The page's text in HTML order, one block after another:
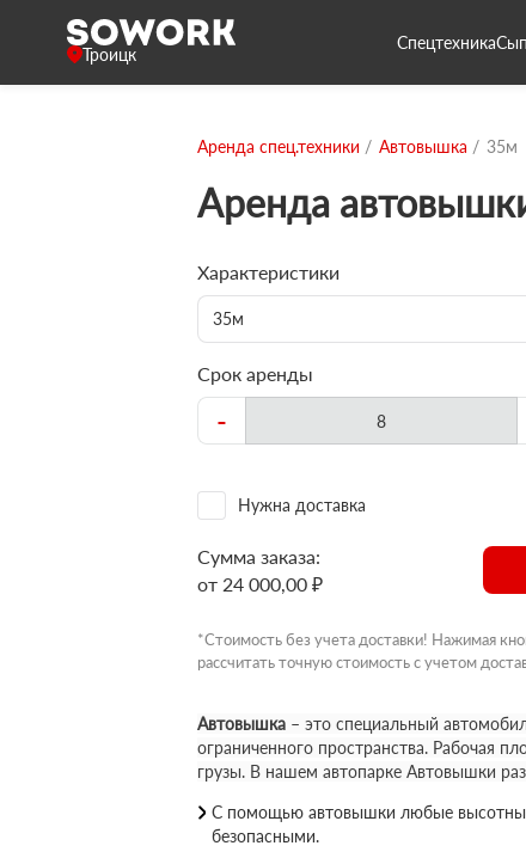
Троицк
Спецтехника
Аренда спец.техники Автовышка 35м
Аренда
Характеристики
35м
Срок аренды
-
Нужна доставка
Сумма заказа:
от 24 000,00 ₽
*Стоимость без учета доставки! Нажимая
рассчитать точную стоимость с учетом
Автовышка – это специальный
ограниченного пространства. Рабочая
грузы. В нашем автопарке Автовышки
С помощью автовышки любые
безопасными.